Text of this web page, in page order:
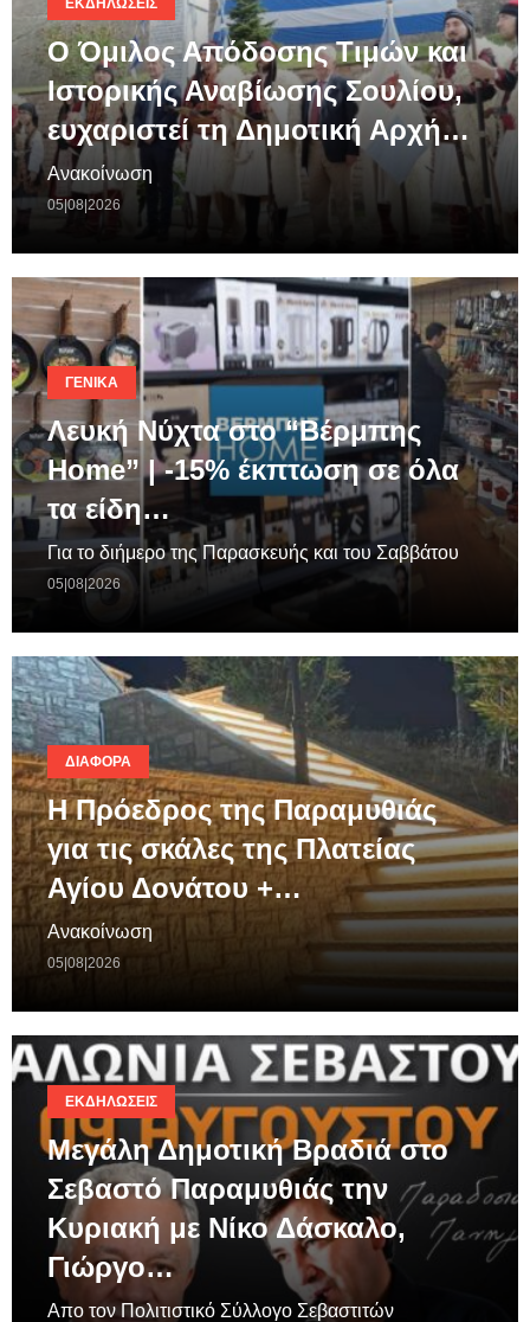
ΕΚΔΗΛΏΣΕΙΣ
Ο Όμιλος Απόδοσης Τιμών και
Ιστορικής Αναβίωσης Σουλίου,
ευχαριστεί τη Δημοτική Αρχή…
Ανακοίνωση
05|08|2026
ΓΕΝΙΚΆ
Λευκή Νύχτα στο “Βέρμπης
Home” | -15% έκπτωση σε όλα
τα είδη…
Για το διήμερο της Παρασκευής και του Σαββάτου
05|08|2026
ΔΙΆΦΟΡΑ
Η Πρόεδρος της Παραμυθιάς
για τις σκάλες της Πλατείας
Αγίου Δονάτου +…
Ανακοίνωση
05|08|2026
ΕΚΔΗΛΏΣΕΙΣ
Μεγάλη Δημοτική Βραδιά στο
Σεβαστό Παραμυθιάς την
Κυριακή με Νίκο Δάσκαλο,
Γιώργο…
Απο τον Πολιτιστικό Σύλλογο Σεβαστιτών